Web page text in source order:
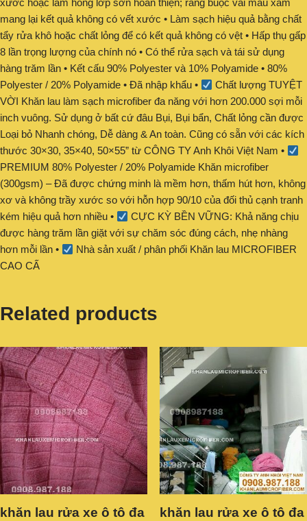
xước hoặc làm hỏng lớp sơn hoàn thiện; ràng buộc vải màu xám
mang lại kết quả không có vết xước • Làm sạch hiệu quả bằng chất
tẩy rửa khô hoặc chất lỏng để có kết quả không có vệt • Hấp thụ gấp
8 lần trọng lượng của chính nó • Có thể rửa sạch và tái sử dụng
hàng trăm lần • Kết cấu 90% Polyester và 10% Polyamide • 80%
Polyester / 20% Polyamide • Đã nhập khẩu •
Chất lượng TUYỆT
VỜI Khăn lau làm sạch microfiber đa năng với hơn 200.000 sợi mỗi
inch vuông. Sử dụng ở bất cứ đâu Bụi, Bụi bẩn, Chất lỏng cần được
Loại bỏ Nhanh chóng, Dễ dàng & An toàn. Cũng có sẵn với các kích
thước 30×30, 35×40, 50×55” từ CÔNG TY Anh Khôi Việt Nam •
PREMIUM 80% Polyester / 20% Polyamide Khăn microfiber
(300gsm) – Đã được chứng minh là mềm hơn, thấm hút hơn, không
xơ và không trầy xước so với hỗn hợp 90/10 của đối thủ cạnh tranh
kém hiệu quả hơn nhiều •
CỰC KỲ BỀN VỮNG: Khả năng chịu
được hàng trăm lần giặt với sự chăm sóc đúng cách, nhẹ nhàng
hơn mỗi lần •
Nhà sản xuất / phân phối Khăn lau MICROFIBER
CAO CẤ
Related products
khăn lau rửa xe ô tô đa
khăn lau rửa xe ô tô đa